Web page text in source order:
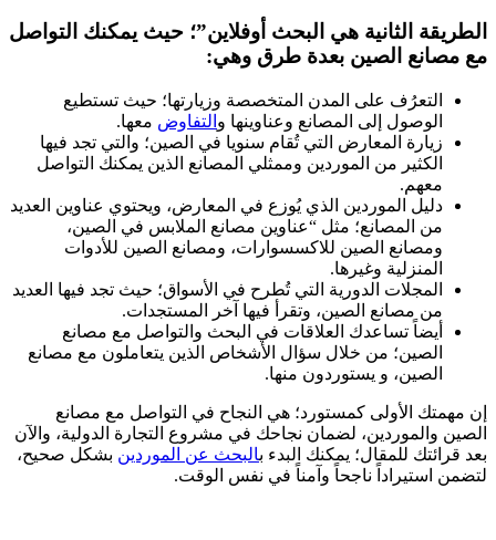
الطريقة الثانية هي البحث أوفلاين”؛ حيث يمكنك التواصل
مع مصانع الصين بعدة طرق وهي:
التعرُف على المدن المتخصصة وزيارتها؛ حيث تستطيع
الوصول إلى المصانع وعناوينها و التفاوض معها.
زيارة المعارض التي تُقام سنويا في الصين؛ والتي تجد فيها
الكثير من الموردين وممثلي المصانع الذين يمكنك التواصل
معهم.
دليل الموردين الذي يُوزع في المعارض، ويحتوي عناوين العديد
من المصانع؛ مثل “عناوين مصانع الملابس في الصين،
ومصانع الصين للاكسسوارات، ومصانع الصين للأدوات
المنزلية وغيرها.
المجلات الدورية التي تُطرح في الأسواق؛ حيث تجد فيها العديد
من مصانع الصين، وتقرأ فيها آخر المستجدات.
أيضاً تساعدك العلاقات في البحث والتواصل مع مصانع
الصين؛ من خلال سؤال الأشخاص الذين يتعاملون مع مصانع
الصين، و يستوردون منها.
إن مهمتك الأولى كمستورد؛ هي النجاح في التواصل مع مصانع
الصين والموردين، لضمان نجاحك في مشروع التجارة الدولية، والآن
بعد قرائتك للمقال؛ يمكنك البدء بالبحث عن الموردين بشكل صحيح،
لتضمن استيراداً ناجحاً وآمناً في نفس الوقت.